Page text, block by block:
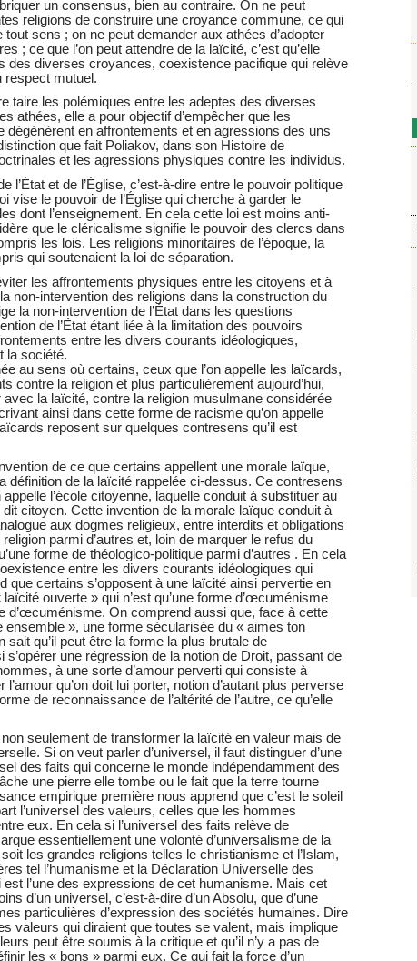
un consensus, bien au contraire. On ne peut
religions de construire une croyance commune, ce qui
sens ; on ne peut demander aux athées d’adopter
; ce que l’on peut attendre de la laïcité, c’est qu’elle
des diverses croyances, coexistence pacifique qui relève
respect mutuel.
taire les polémiques entre les adeptes des diverses
athées, elle a pour objectif d’empêcher que les
dégénèrent en affrontements et en agressions des uns
que fait Poliakov, dans son Histoire de
et les agressions physiques contre les individus.
l’État et de l’Église, c’est-à-dire entre le pouvoir politique
vise le pouvoir de l’Église qui cherche à garder le
dont l’enseignement. En cela cette loi est moins anti-
que le cléricalisme signifie le pouvoir des clercs dans
les lois. Les religions minoritaires de l’époque, la
qui soutenaient la loi de séparation.
les affrontements physiques entre les citoyens et à
non-intervention des religions dans la construction du
la non-intervention de l’État dans les questions
de l’État étant liée à la limitation des pouvoirs
entre les divers courants idéologiques,
la société.
au sens où certains, ceux que l’on appelle les laïcards,
contre la religion et plus particulièrement aujourd’hui,
avec la laïcité, contre la religion musulmane considérée
ainsi dans cette forme de racisme qu’on appelle
reposent sur quelques contresens qu’il est
de ce que certains appellent une morale laïque,
définition de la laïcité rappelée ci-dessus. Ce contresens
l’école citoyenne, laquelle conduit à substituer au
citoyen. Cette invention de la morale laïque conduit à
aux dogmes religieux, entre interdits et obligations
parmi d’autres et, loin de marquer le refus du
forme de théologico-politique parmi d’autres . En cela
entre les divers courants idéologiques qui
que certains s’opposent à une laïcité ainsi pervertie en
ouverte » qui n’est qu’une forme d’œcuménisme
d’œcuménisme. On comprend aussi que, face à cette
», une forme sécularisée du « aimes ton
qu’il peut être la forme la plus brutale de
s’opérer une régression de la notion de Droit, passant de
à une sorte d’amour perverti qui consiste à
qu’on doit lui porter, notion d’autant plus perverse
de reconnaissance de l’altérité de l’autre, ce qu’elle
seulement de transformer la laïcité en valeur mais de
Si on veut parler d’universel, il faut distinguer d’une
des faits qui concerne le monde indépendamment des
une pierre elle tombe ou le fait que la terre tourne
empirique première nous apprend que c’est le soleil
l’universel des valeurs, celles que les hommes
eux. En cela si l’universel des faits relève de
essentiellement une volonté d’universalisme de la
les grandes religions telles le christianisme et l’Islam,
tel l’humanisme et la Déclaration Universelle des
l’une des expressions de cet humanisme. Mais cet
d’un universel, c’est-à-dire d’un Absolu, que d’une
particulières d’expression des sociétés humaines. Dire
valeurs qui diraient que toutes se valent, mais implique
peut être soumis à la critique et qu’il n’y a pas de
les « bons » parmi eux. Ce qui fait la force d’un